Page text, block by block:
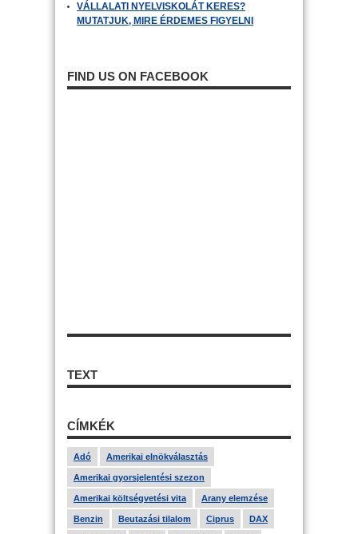
VÁLLALATI NYELVISKOLÁT KERES?
MUTATJUK, MIRE ÉRDEMES FIGYELNI
FIND US ON FACEBOOK
TEXT
CÍMKÉK
Adó Amerikai elnökválasztás
Amerikai gyorsjelentési szezon
Amerikai költségvetési vita Arany elemzése
Benzin Beutazási tilalom Ciprus DAX